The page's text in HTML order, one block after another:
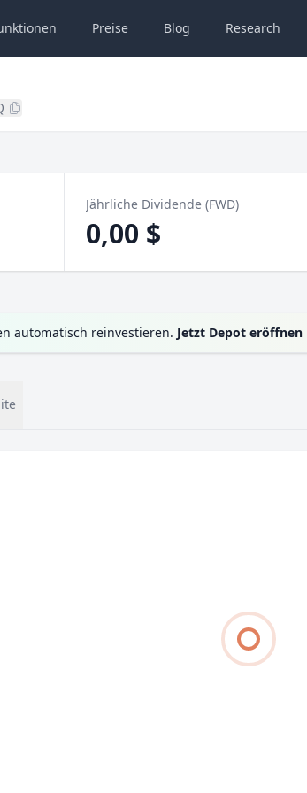
Preise Blog Research
Jährliche Dividende (FWD)
0,00 $
automatisch reinvestieren. Jetzt Depot eröffnen